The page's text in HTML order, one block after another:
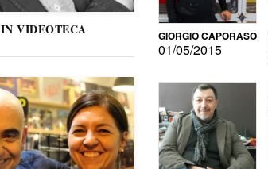
IN VIDEOTECA GIORGIO CAPORASO
01/05/2015